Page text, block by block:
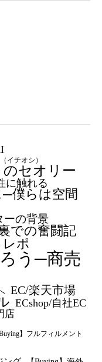
イチオシ）
のセオリー
に触れる
─僕らは空間
ーの背景
での奮闘記
レポ
う─商売
EC/楽天市場
ECshop/自社EC
店
Buying】フルフィルメント